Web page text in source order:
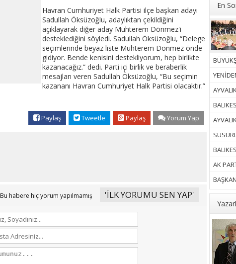
En
AK
Havran Cumhuriyet Halk Partisi ilçe başkan adayı
Sadullah Öksüzoğlu, adaylıktan çekildiğini
açıklayarak diğer aday Muhterem Dönmez'i
desteklediğini söyledi. Sadullah Öksüzoğlu, “Delege
seçimlerinde beyaz liste Muhterem Dönmez önde
gidiyor. Bende kenisini destekliyorum, hep birlikte
kazanacağız.” dedi. Parti içi birlik ve beraberlik
mesajları veren Sadullah Öksüzoğlu, “Bu seçimin
kazananı Havran Cumhuriyet Halk Partisi olacaktır.”
Paylaş Tweetle Paylaş Yorum Yap
Bu habere hiç yorum yapılmamış 'İLK YORUMU SEN YAP'